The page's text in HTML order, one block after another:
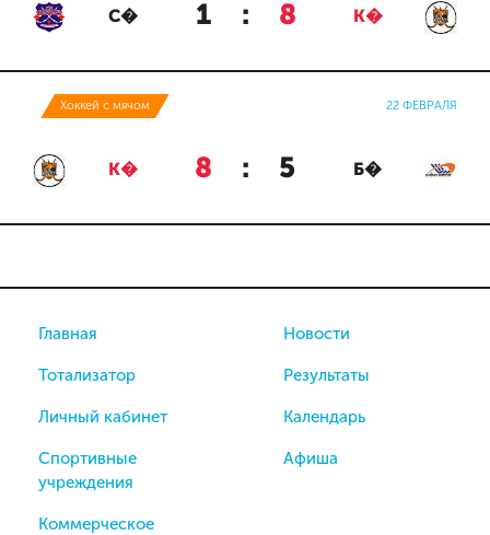
С� 1 : 8 К�
Хоккей с мячом 22 ФЕВРАЛЯ
К� 8 : 5 Б�
Главная
Тотализатор
Личный кабинет
Спортивные
учреждения
Коммерческое
Новости
Результаты
Календарь
Афиша